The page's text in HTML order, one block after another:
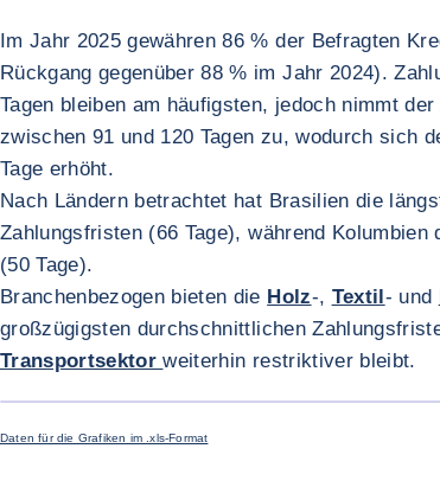
Im Jahr 2025 gewähren 86 % der Befragten
Rückgang gegenüber 88 % im Jahr 2024).
Tagen bleiben am häufigsten, jedoch nimmt
zwischen 91 und 120 Tagen zu, wodurch sich
Tage erhöht.
Nach Ländern betrachtet hat Brasilien die
Zahlungsfristen (66 Tage), während Kolumbien
(50 Tage).
Branchenbezogen bieten die Holz-, Textil- und
großzügigsten durchschnittlichen
Transportsektorweiterhin restriktiver bleibt.
Daten für die Grafiken im .xls-Format